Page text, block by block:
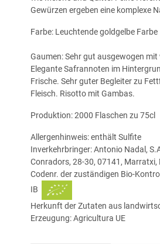
Gewürzen ergeben eine komplexe
Farbe: Leuchtende goldgelbe Farbe
Gaumen: Sehr gut ausgewogen mit
Elegante Safrannoten im
Frische. Sehr guter Begleiter zu
Fleisch. Risotto mit Gambas.
Produktion: 2000 Flaschen zu 75cl
Allergenhinweis: enthält Sulfite
Inverkehrbringer: Antonio Nadal,
Conradors, 28-30, 07141, Marratxi,
Codenr. der zuständigen Bio-
IB
Herkunft der Zutaten aus
Erzeugung: Agricultura UE